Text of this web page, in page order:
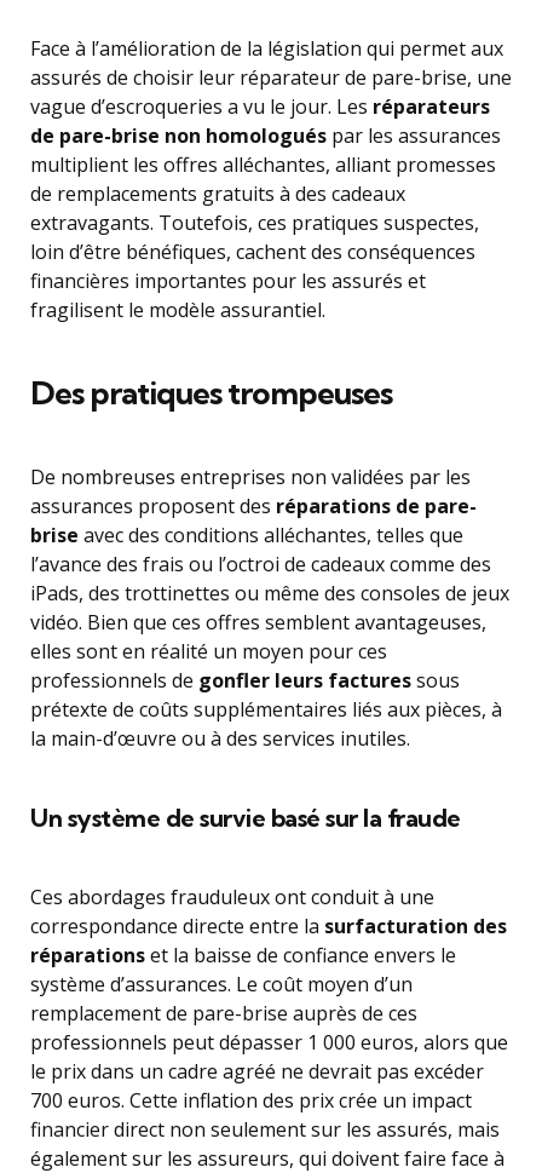
Face à l’amélioration de la législation qui permet aux
assurés de choisir leur réparateur de pare-brise, une
vague d’escroqueries a vu le jour. Les réparateurs
de pare-brise non homologués par les assurances
multiplient les offres alléchantes, alliant promesses
de remplacements gratuits à des cadeaux
extravagants. Toutefois, ces pratiques suspectes,
loin d’être bénéfiques, cachent des conséquences
financières importantes pour les assurés et
fragilisent le modèle assurantiel.
Des pratiques trompeuses
De nombreuses entreprises non validées par les
assurances proposent des réparations de pare-
brise avec des conditions alléchantes, telles que
l’avance des frais ou l’octroi de cadeaux comme des
iPads, des trottinettes ou même des consoles de jeux
vidéo. Bien que ces offres semblent avantageuses,
elles sont en réalité un moyen pour ces
professionnels de gonfler leurs facturessous
prétexte de coûts supplémentaires liés aux pièces, à
la main-d’œuvre ou à des services inutiles.
Un système de survie basé sur la fraude
Ces abordages frauduleux ont conduit à une
correspondance directe entre la surfacturation des
réparationset la baisse de confiance envers le
système d’assurances. Le coût moyen d’un
remplacement de pare-brise auprès de ces
professionnels peut dépasser 1 000 euros, alors que
le prix dans un cadre agréé ne devrait pas excéder
700 euros. Cette inflation des prix crée un impact
financier direct non seulement sur les assurés, mais
également sur les assureurs, qui doivent faire face à